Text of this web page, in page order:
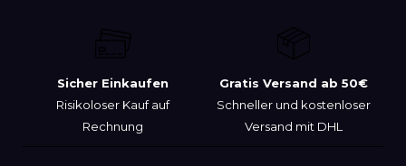
Sicher Einkaufen
Risikoloser Kauf auf
Rechnung
Gratis Versand ab 50€
Schneller und kostenloser
Versand mit DHL